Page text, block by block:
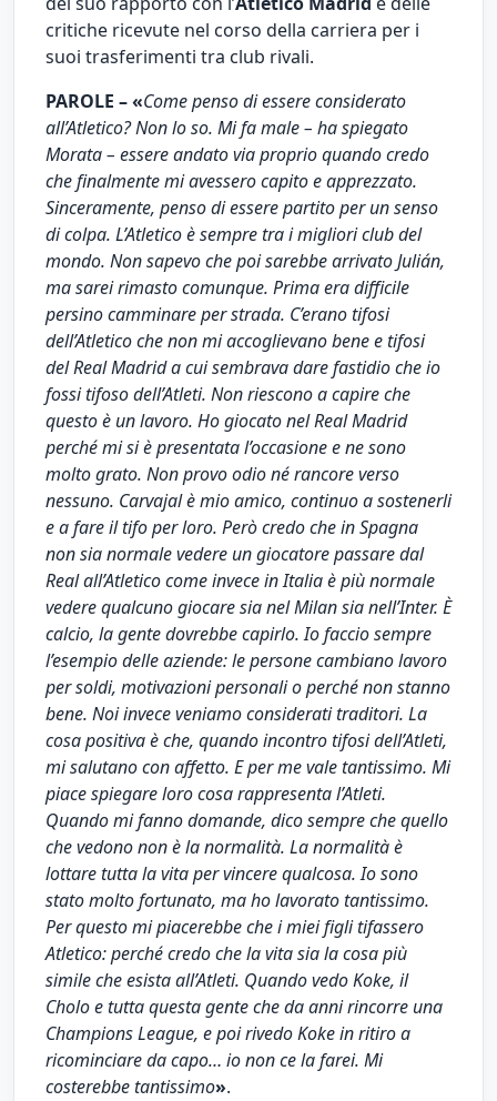
critiche ricevute nel corso della carriera per i
suoi trasferimenti tra club rivali.
PAROLE –«Come penso di essere considerato
all’Atletico? Non lo so. Mi fa male – ha spiegato
Morata – essere andato via proprio quando credo
che finalmente mi avessero capito e apprezzato.
Sinceramente, penso di essere partito per un senso
di colpa. L’Atletico è sempre tra i migliori club del
mondo. Non sapevo che poi sarebbe arrivato Julián,
ma sarei rimasto comunque. Prima era difficile
persino camminare per strada. C’erano tifosi
dell’Atletico che non mi accoglievano bene e tifosi
del Real Madrid a cui sembrava dare fastidio che io
fossi tifoso dell’Atleti. Non riescono a capire che
questo è un lavoro. Ho giocato nel Real Madrid
perché mi si è presentata l’occasione e ne sono
molto grato. Non provo odio né rancore verso
nessuno. Carvajal è mio amico, continuo a sostenerli
e a fare il tifo per loro. Però credo che in Spagna
non sia normale vedere un giocatore passare dal
Real all’Atletico come invece in Italia è più normale
vedere qualcuno giocare sia nel Milan sia nell’Inter. È
calcio, la gente dovrebbe capirlo. Io faccio sempre
l’esempio delle aziende: le persone cambiano lavoro
per soldi, motivazioni personali o perché non stanno
bene. Noi invece veniamo considerati traditori. La
cosa positiva è che, quando incontro tifosi dell’Atleti,
mi salutano con affetto. E per me vale tantissimo. Mi
piace spiegare loro cosa rappresenta l’Atleti.
Quando mi fanno domande, dico sempre che quello
che vedono non è la normalità. La normalità è
lottare tutta la vita per vincere qualcosa. Io sono
stato molto fortunato, ma ho lavorato tantissimo.
Per questo mi piacerebbe che i miei figli tifassero
Atletico: perché credo che la vita sia la cosa più
simile che esista all’Atleti. Quando vedo Koke, il
Cholo e tutta questa gente che da anni rincorre una
Champions League, e poi rivedo Koke in ritiro a
ricominciare da capo… io non ce la farei. Mi
costerebbe tantissimo».